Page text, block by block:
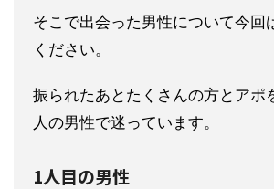
そこで出会った男性について今回
ください。
振られたあとたくさんの方とアポ
人の男性で迷っています。
1人目の男性